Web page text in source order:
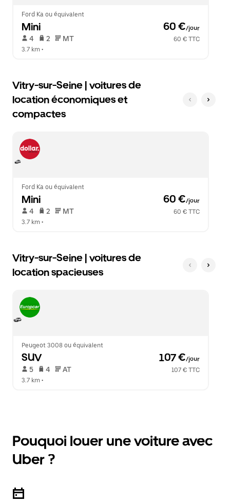
calendrier.
Ford Ka ou équivalent
Mini 60 €/jour
4 2 MT
60 € TTC
3.7 km •
Vitry-sur-Seine | voitures de
location économiques et
compactes
Ford Ka ou équivalent
Mini 60 €/jour
4 2 MT
60 € TTC
3.7 km •
Vitry-sur-Seine | voitures de
location spacieuses
Peugeot 3008 ou équivalent
SUV 107 €/jour
5 4 AT
107 € TTC
3.7 km •
Pouquoi louer une voiture avec
Uber ?